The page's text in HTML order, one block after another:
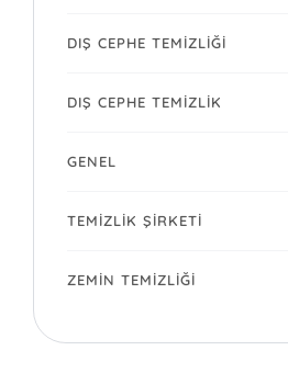
DIŞ CEPHE TEMIZLIĞI
DIŞ CEPHE TEMIZLIK
GENEL
TEMIZLIK ŞIRKETI
ZEMIN TEMIZLIĞI